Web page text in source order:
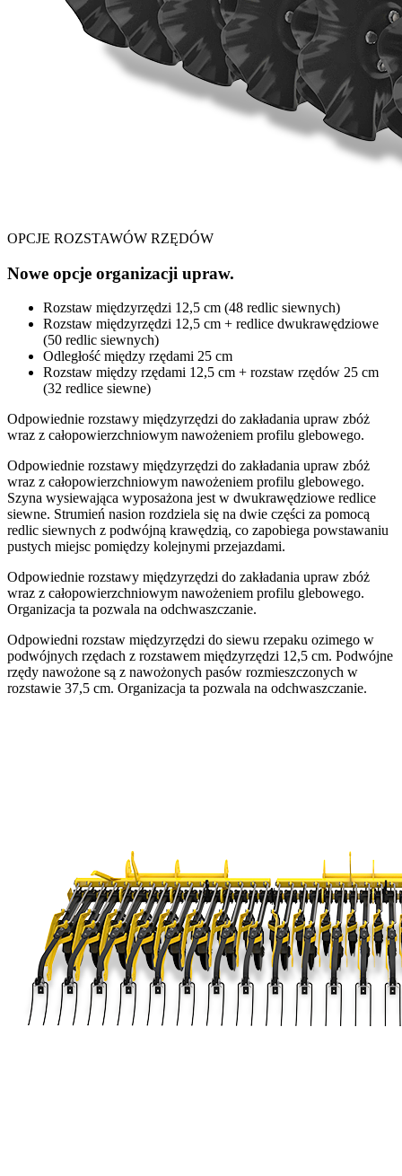
OPCJE ROZSTAWÓW RZĘDÓW
Nowe opcje organizacji upraw.
Rozstaw międzyrzędzi 12,5 cm (48 redlic siewnych)
Rozstaw międzyrzędzi 12,5 cm + redlice dwukrawędziowe
(50 redlic siewnych)
Odległość między rzędami 25 cm
Rozstaw między rzędami 12,5 cm + rozstaw rzędów 25 cm
(32 redlice siewne)
Odpowiednie rozstawy międzyrzędzi do zakładania upraw zbóż
wraz z całopowierzchniowym nawożeniem profilu glebowego.
Odpowiednie rozstawy międzyrzędzi do zakładania upraw zbóż
wraz z całopowierzchniowym nawożeniem profilu glebowego.
Szyna wysiewająca wyposażona jest w dwukrawędziowe redlice
siewne. Strumień nasion rozdziela się na dwie części za pomocą
redlic siewnych z podwójną krawędzią, co zapobiega powstawaniu
pustych miejsc pomiędzy kolejnymi przejazdami.
Odpowiednie rozstawy międzyrzędzi do zakładania upraw zbóż
wraz z całopowierzchniowym nawożeniem profilu glebowego.
Organizacja ta pozwala na odchwaszczanie.
Odpowiedni rozstaw międzyrzędzi do siewu rzepaku ozimego w
podwójnych rzędach z rozstawem międzyrzędzi 12,5 cm. Podwójne
rzędy nawożone są z nawożonych pasów rozmieszczonych w
rozstawie 37,5 cm. Organizacja ta pozwala na odchwaszczanie.